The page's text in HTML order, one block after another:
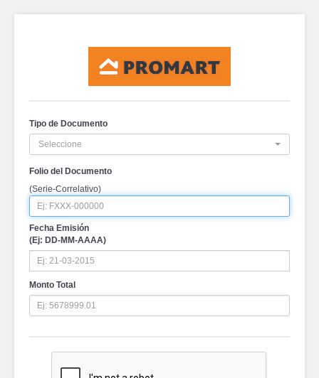
Tipo de Documento
Seleccione
Folio del Documento
(Serie-Correlativo)
Fecha Emisión
(Ej: DD-MM-AAAA)
Monto Total